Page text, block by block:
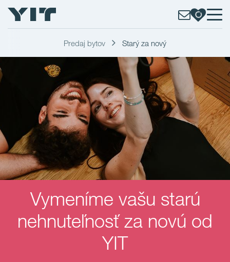
Predaj bytov Starý za nový
Vymeníme vašu starú
nehnuteľnosť za novú od
YIT